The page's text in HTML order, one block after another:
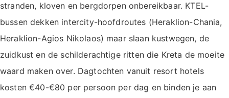
stranden, kloven en bergdorpen onbereikbaar. KTEL-
bussen dekken intercity-hoofdroutes (Heraklion-Chania,
Heraklion-Agios Nikolaos) maar slaan kustwegen, de
zuidkust en de schilderachtige ritten die Kreta de moeite
waard maken over. Dagtochten vanuit resort hotels
kosten €40-€80 per persoon per dag en binden je aan